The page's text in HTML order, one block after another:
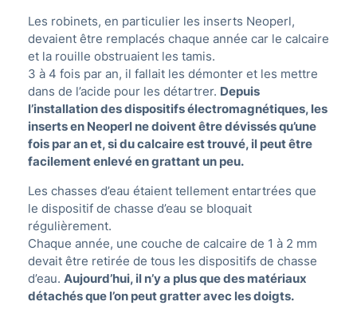
Les robinets, en particulier les inserts Neoperl,
devaient être remplacés chaque année car le calcaire
et la rouille obstruaient les tamis.
3 à 4 fois par an, il fallait les démonter et les mettre
dans de l’acide pour les détartrer. Depuis
l’installation des dispositifs électromagnétiques, les
inserts en Neoperl ne doivent être dévissés qu’une
fois par an et, si du calcaire est trouvé, il peut être
facilement enlevé en grattant un peu.
Les chasses d’eau étaient tellement entartrées que
le dispositif de chasse d’eau se bloquait
régulièrement.
Chaque année, une couche de calcaire de 1 à 2 mm
devait être retirée de tous les dispositifs de chasse
d’eau. Aujourd’hui, il n’y a plus que des matériaux
détachés que l’on peut gratter avec les doigts.